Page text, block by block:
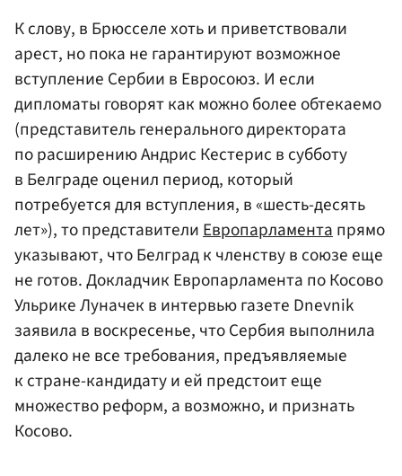
К слову, в Брюсселе хоть и приветствовали
арест, но пока не гарантируют возможное
вступление Сербии в Евросоюз. И если
дипломаты говорят как можно более обтекаемо
(представитель генерального директората
по расширению Андрис Кестерис в субботу
в Белграде оценил период, который
потребуется для вступления, в «шесть-десять
лет»), то представителиЕвропарламентапрямо
указывают, что Белград к членству в союзе еще
не готов. Докладчик Европарламента по Косово
Ульрике Луначек в интервью газете Dnevnik
заявила в воскресенье, что Сербия выполнила
далеко не все требования, предъявляемые
к стране-кандидату и ей предстоит еще
множество реформ, а возможно, и признать
Косово.